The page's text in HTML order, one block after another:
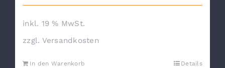
inkl. 19 % MwSt.
zzgl. Versandkosten
In den Warenkorb Details